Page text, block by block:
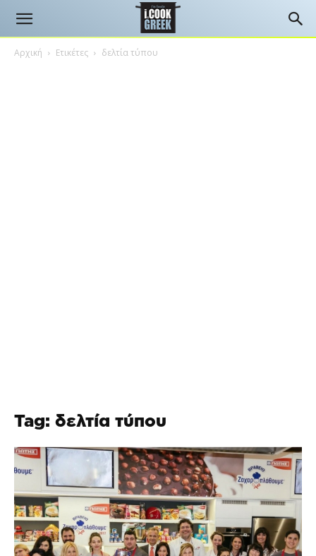
Αρχική Ετικέτες δελτία τύπου
Tag: δελτία τύπου